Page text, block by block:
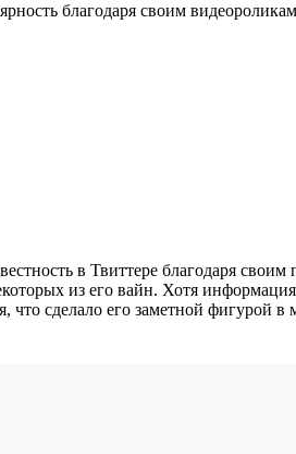
благодаря своим
в Твиттере благодаря
из его вайн. Хотя
сделало его заметной фигурой в